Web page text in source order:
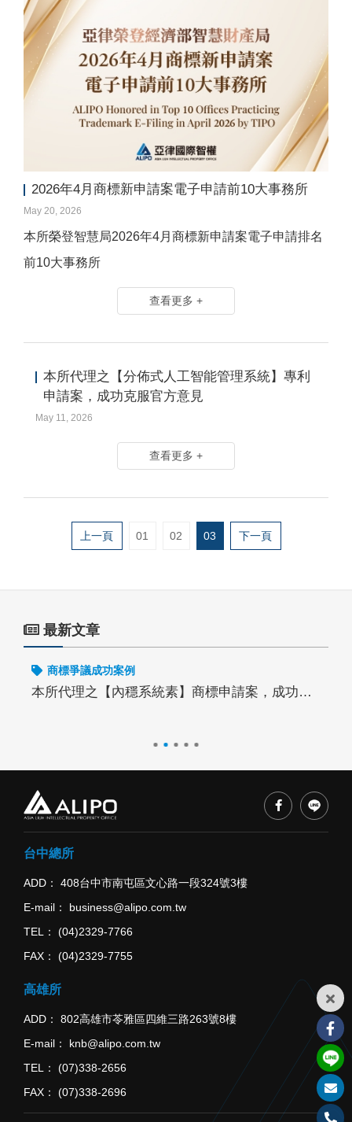
2026年4月商標新申請案電子申請前10大事務所
May 20, 2026
本所榮登智慧局2026年4月商標新申請案電子申請排名
前10大事務所
查看更多 +
本所代理之【分佈式人工智能管理系統】專利
申請案，成功克服官方意見
May 11, 2026
查看更多 +
上一頁 01 02 03 下一頁
最新文章
商標爭議成功案例
本所代理之【內穩系統素】商標申請案，成功克服官方意見
台中總所
ADD
408台中市南屯區文心路一段324號3樓
E-mail
business@alipo.com.tw
TEL
(04)2329-7766
FAX
(04)2329-7755
高雄所
ADD
802高雄市苓雅區四維三路263號8樓
E-mail
knb@alipo.com.tw
TEL
(07)338-2656
FAX
(07)338-2696